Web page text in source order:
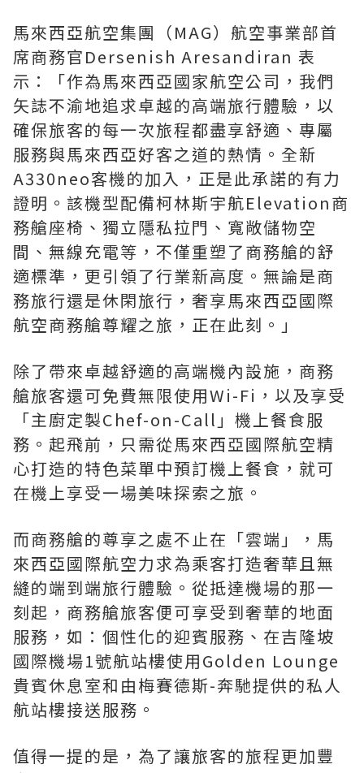
馬來西亞航空集團（MAG）航空事業部首
席商務官Dersenish Aresandiran 表
示：「作為馬來西亞國家航空公司，我們
矢誌不渝地追求卓越的高端旅行體驗，以
確保旅客的每一次旅程都盡享舒適、專屬
服務與馬來西亞好客之道的熱情。全新
A330neo客機的加入，正是此承諾的有力
證明。該機型配備柯林斯宇航Elevation商
務艙座椅、獨立隱私拉門、寬敞儲物空
間、無線充電等，不僅重塑了商務艙的舒
適標準，更引領了行業新高度。無論是商
務旅行還是休閑旅行，奢享馬來西亞國際
航空商務艙尊耀之旅，正在此刻。」
除了帶來卓越舒適的高端機內設施，商務
艙旅客還可免費無限使用Wi-Fi，以及享受
「主廚定製Chef-on-Call」機上餐食服
務。起飛前，只需從馬來西亞國際航空精
心打造的特色菜單中預訂機上餐食，就可
在機上享受一場美味探索之旅。
而商務艙的尊享之處不止在「雲端」，馬
來西亞國際航空力求為乘客打造奢華且無
縫的端到端旅行體驗。從抵達機場的那一
刻起，商務艙旅客便可享受到奢華的地面
服務，如：個性化的迎賓服務、在吉隆坡
國際機場1號航站樓使用Golden Lounge
貴賓休息室和由梅賽德斯-奔馳提供的私人
航站樓接送服務。
值得一提的是，為了讓旅客的旅程更加豐